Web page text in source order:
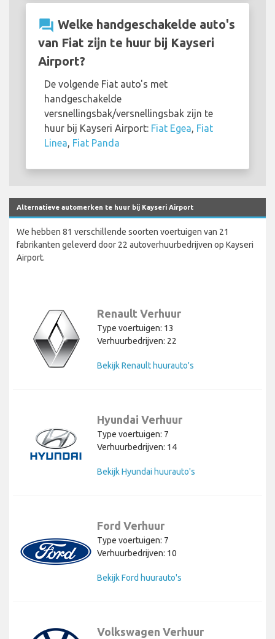
question_answer Welke handgeschakelde auto's
van Fiat zijn te huur bij Kayseri
Airport?
De volgende Fiat auto's met
handgeschakelde
versnellingsbak/versnellingsbak zijn te
huur bij Kayseri Airport: Fiat Egea, Fiat
Linea, Fiat Panda
Alternatieve automerken te huur bij Kayseri Airport
We hebben 81 verschillende soorten voertuigen van 21
fabrikanten geleverd door 22 autoverhuurbedrijven op Kayseri
Airport.
Renault Verhuur
Type voertuigen: 13
Verhuurbedrijven: 22
Bekijk Renault huurauto's
Hyundai Verhuur
Type voertuigen: 7
Verhuurbedrijven: 14
Bekijk Hyundai huurauto's
Ford Verhuur
Type voertuigen: 7
Verhuurbedrijven: 10
Bekijk Ford huurauto's
Volkswagen Verhuur